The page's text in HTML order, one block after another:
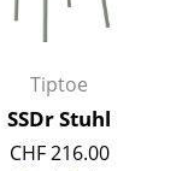
Tiptoe
SSDr Stuhl
CHF 216.00